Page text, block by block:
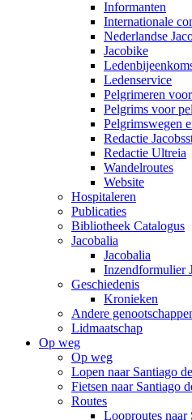
Informanten
Internationale
Nederlandse
Jacobike
Ledenservice
Pelgrimeren
Pelgrims voor
Pelgrimswegen
Redactie
Redactie Ultreia
Wandelroutes
Website
Hospitaleren
Publicaties
Bibliotheek Catalogus
Jacobalia
Jacobalia
Inzendformulier
Geschiedenis
Kronieken
Andere
Lidmaatschap
Op weg
Op weg
Lopen naar Santiago
Fietsen naar Santiago
Routes
Looproutes naar